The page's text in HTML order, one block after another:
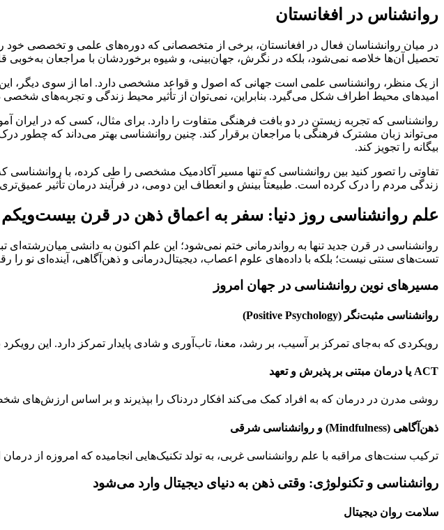
روانشناس در افغانستان
در میان روانشناسان فعال در افغانستان، برخی از متخصصانی که دوره‌های علمی و تخصصی خود را
تحصیل آن‌ها خلاصه نمی‌شود، بلکه در نگرش، جهان‌بینی، و شیوه برخوردشان با مراجعان به‌خوبی
از یک منظر، روانشناسی علمی است جهانی که اصول و قواعد مشخصی دارد. اما از سوی دیگر، این
امیدهای محیط اطراف شکل می‌گیرد. بنابراین، نمی‌توان از تأثیر محیط زندگی و تجربه‌های
روانشناسی که تجربه زیستن در دو بافت فرهنگی متفاوت را دارد. برای مثال، کسی که در ایران
می‌تواند زبان مشترک فرهنگی با مراجعان برقرار کند. چنین روانشناسی بهتر می‌داند که چطور
بیگانه را تجویز کند.
تفاوتی را تصور کنید بین روانشناسی که تنها مسیر آکادمیک مشخصی را طی کرده، با
زندگی مردم را درک کرده است. طبیعتاً بینش و انعطاف این دومی، در فرآیند درمان تأثیر
علم روانشناسی روز دنیا: سفر به اعماق ذهن در قرن بیست‌ویکم
روانشناسی در قرن جدید تنها به رواندرمانی ختم نمی‌شود؛ این علم اکنون به دانشی میان‌رشته‌ای
تست‌های سنتی نیست؛ بلکه با داده‌های علوم اعصاب، دیجیتال‌درمانی و ذهن‌آگاهی، آینده‌ای نو را
مسیرهای نوین روانشناسی در جهان امروز
روانشناسی مثبت‌نگر (Positive Psychology)
رویکردی که به‌جای تمرکز بر آسیب، بر رشد، معنا، تاب‌آوری و شادی پایدار تمرکز دارد. این
ACT یا درمان مبتنی بر پذیرش و تعهد
روشی مدرن در درمان که به افراد کمک می‌کند افکار دردناک را بپذیرند و بر اساس ارزش‌های
ذهن‌آگاهی (Mindfulness) و روانشناسی شرقی
ترکیب سنت‌های مراقبه با علم روانشناسی غربی، به تولد تکنیک‌هایی انجامیده که امروزه از
روانشناسی و تکنولوژی: وقتی ذهن به دنیای دیجیتال وارد می‌شود
سلامت روان دیجیتال